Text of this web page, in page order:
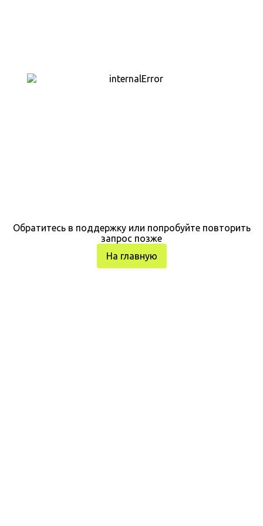
Обратитесь в поддержку или попробуйте повторить
запрос позже
На главную